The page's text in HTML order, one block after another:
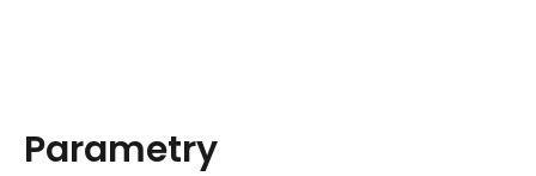
Parametry